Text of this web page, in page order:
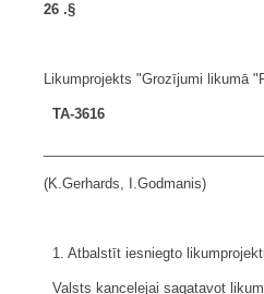
26 .§
Likumprojekts "Grozījumi likumā
TA-3616
(K.Gerhards, I.Godmanis)
1. Atbalstīt iesniegto
Valsts kancelejai sagatavot